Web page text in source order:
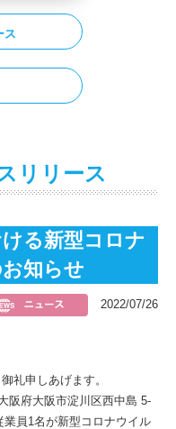
ス
リリース
る新型コロナ
知らせ
2022/07/26
礼申しあげます。
阪府大阪市淀川区西中島 5-
員1名が新型コロナウイル